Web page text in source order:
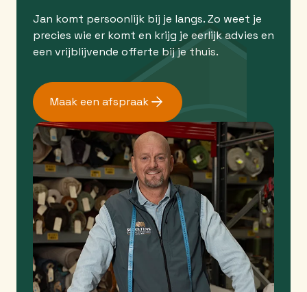
Jan komt persoonlijk bij je langs. Zo weet je
precies wie er komt en krijg je eerlijk advies en
een vrijblijvende offerte bij je thuis.
Maak een afspraak